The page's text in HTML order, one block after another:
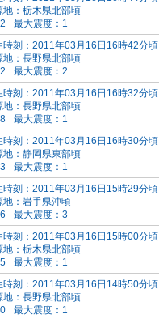
地：栃木県北部頃
最大震度：1
時刻：2011年03月16日16時42分頃
地：長野県北部頃
最大震度：2
時刻：2011年03月16日16時32分頃
地：長野県北部頃
最大震度：1
時刻：2011年03月16日16時30分頃
地：静岡県東部頃
最大震度：1
時刻：2011年03月16日15時29分頃
地：岩手県沖頃
最大震度：3
時刻：2011年03月16日15時00分頃
地：栃木県北部頃
最大震度：1
時刻：2011年03月16日14時50分頃
地：長野県北部頃
最大震度：1